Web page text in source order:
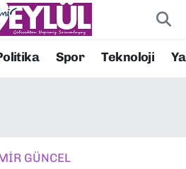
Spor Teknoloji
GÜNCELve Fikstür